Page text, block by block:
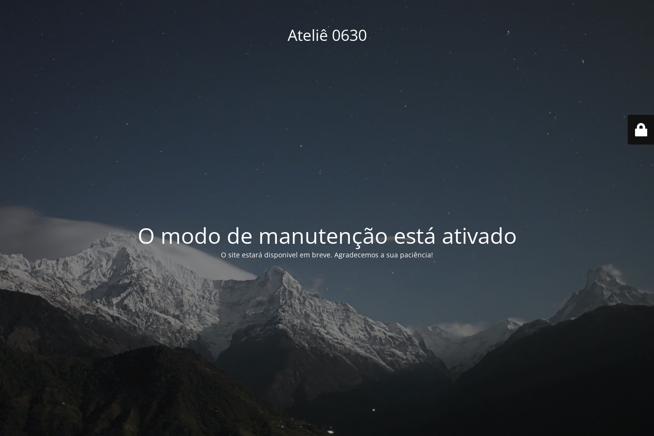
Ateliê 0630
O modo de manutenção está ativado
O site estará disponivel em breve. Agradecemos a sua paciência!